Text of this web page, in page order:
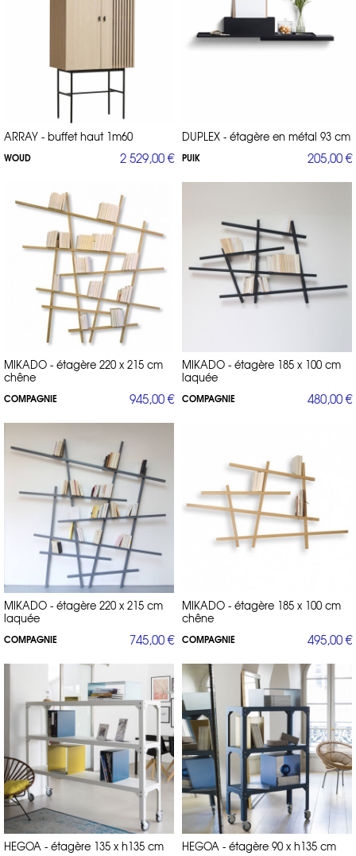
ARRAY - buffet haut 1m60
WOUD 2 529,00 €
DUPLEX - étagère en métal 93 cm
PUIK 205,00 €
MIKADO - étagère 220 x 215 cm
chêne
COMPAGNIE 945,00 €
MIKADO - étagère 185 x 100 cm
laquée
COMPAGNIE 480,00 €
MIKADO - étagère 220 x 215 cm
laquée
COMPAGNIE 745,00 €
MIKADO - étagère 185 x 100 cm
chêne
COMPAGNIE 495,00 €
HEGOA - étagère 135 x h135 cm HEGOA - étagère 90 x h135 cm